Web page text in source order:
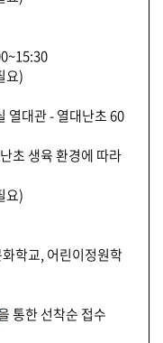
요)
열대관 - 열대난초 60
초 생육 환경에 따라
요)
학교, 어린이정원학
통한 선착순 접수